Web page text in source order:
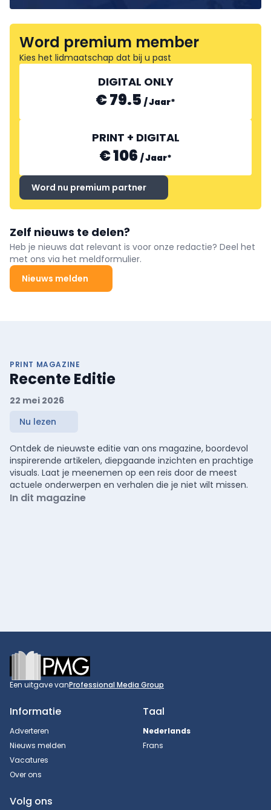
Word premium member
Kies het lidmaatschap dat bij u past
DIGITAL ONLY
€ 79.5 /Jaar*
PRINT + DIGITAL
€ 106 /Jaar*
Word nu premium partner
Zelf nieuws te delen?
Heb je nieuws dat relevant is voor onze redactie? Deel het
met ons via het meldformulier.
Nieuws melden
PRINT MAGAZINE
Recente Editie
22 mei 2026
Nu lezen
Ontdek de nieuwste editie van ons magazine, boordevol
inspirerende artikelen, diepgaande inzichten en prachtige
visuals. Laat je meenemen op een reis door de meest
actuele onderwerpen en verhalen die je niet wilt missen.
In dit magazine
Footer
Een uitgave vanProfessional Media Group
Informatie
Adverteren
Nieuws melden
Vacatures
Over ons
Taal
Nederlands
Frans
Volg ons